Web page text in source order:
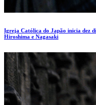
Igreja Católica do Japão inicia dez
Hiroshima e Nagasaki